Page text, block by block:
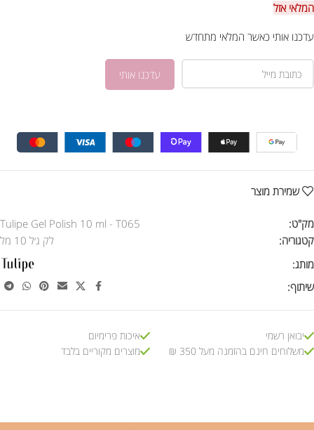
המלאי אזל
עדכנו אותי כאשר המלאי מתחדש
שמירת מוצר
מק"ט:
Tulipe Gel Polish 10 ml - T065
קטגוריה:
לק ג׳ל 10 מל
מותג:
שיתוף:
יבואן רשמי
משלוחים חינם בהזמנה מעל 350 ₪
איכות פרימיום
מוצרים מקוריים בלבד